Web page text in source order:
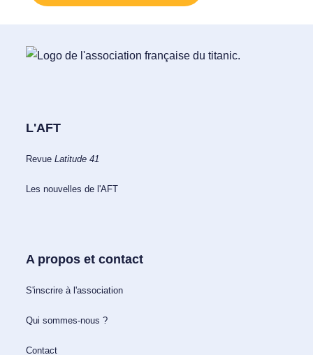
L'AFT
RevueLatitude 41
Les nouvelles de l'AFT
A propos et contact
S'inscrire à l'association
Qui sommes-nous ?
Contact